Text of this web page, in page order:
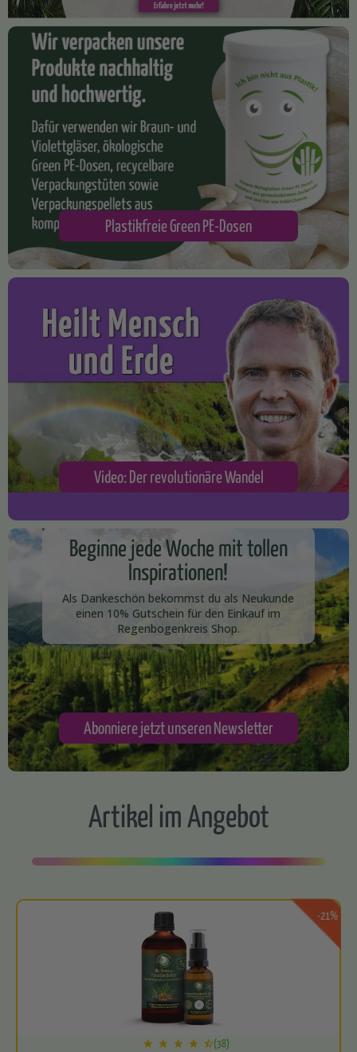
Plastikfreie Green PE-Dosen
Video: Der revolutionäre Wandel
Beginne jede Woche mit tollen
Inspirationen!
Als Dankeschön bekommst du als Neukunde
einen 10% Gutschein für den Einkauf im
Regenbogenkreis Shop.​
Abonniere jetzt unseren Newsletter
Artikel im Angebot
-21%
(38)